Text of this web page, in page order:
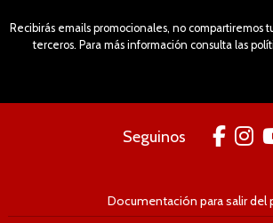
Recibirás emails promocionales, no compartiremos
terceros. Para más información consulta las
Seguinos
Documentación para salir del